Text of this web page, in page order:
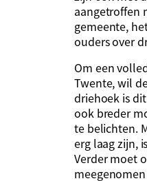
aangetroffen
gemeente,
ouders over
Om een
Twente, wil
driehoek is
ook breder
te belichten.
erg laag zijn,
Verder moet